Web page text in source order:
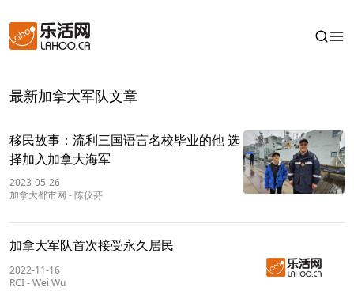
最新加拿大军队文章
移民故事：流利三国语言名校毕业的他 选
择加入加拿大海军
2023-05-26
加拿大都市网 -陈仪芬
加拿大军队首次接受永久居民
2022-11-16
RCI-Wei Wu